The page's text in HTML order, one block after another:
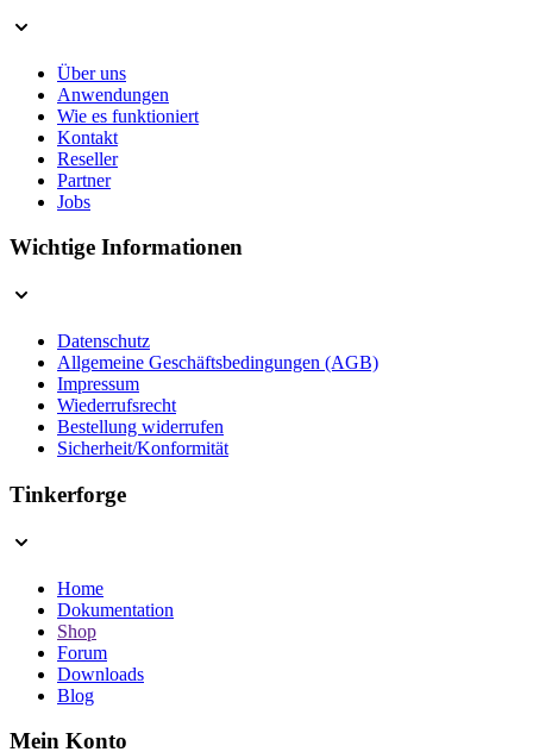
Über uns
Anwendungen
Wie es funktioniert
Kontakt
Reseller
Partner
Jobs
Wichtige Informationen
Datenschutz
Allgemeine Geschäftsbedingungen (AGB)
Impressum
Wiederrufsrecht
Bestellung widerrufen
Sicherheit/Konformität
Tinkerforge
Home
Dokumentation
Shop
Forum
Downloads
Blog
Mein Konto